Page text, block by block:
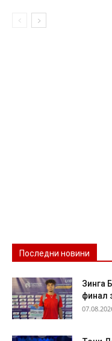
Последни новини
Зинга
финал